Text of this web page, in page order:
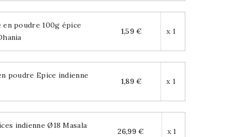
en poudre 100g épice
1,59 € x 1
poudre Epice indienne
1,89 € x 1
indienne Ø18 Masala
26,99 € x 1